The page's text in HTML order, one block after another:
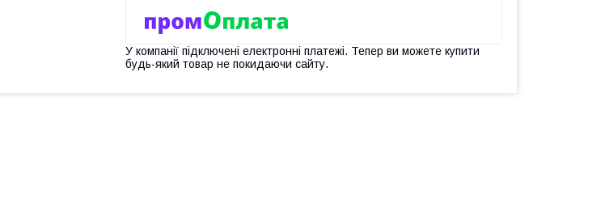
У компанії підключені електронні платежі. Тепер ви можете купити
будь-який товар не покидаючи сайту.